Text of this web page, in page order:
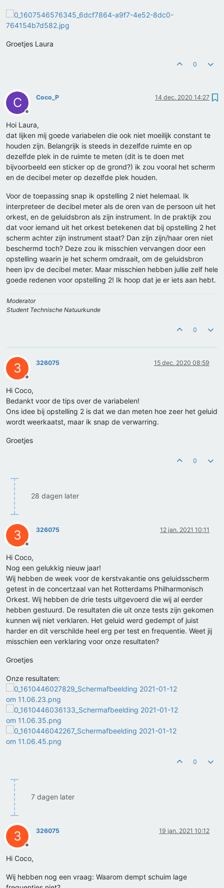
Groetjes Laura
0
C
Offline
Coco_P 14 dec. 2020 14:27
Hoi Laura,
dat lijken mij goede variabelen die ook niet moeilijk constant te
houden zijn. Belangrijk is steeds in dezelfde ruimte en op
dezelfde plek in de ruimte te meten (dit is te doen met
bijvoorbeeld een sticker op de grond?) ik zou vooral het scherm
en de decibel meter op dezelfde plek houden.
Voor de toepassing snap ik opstelling 2 niet helemaal. Ik
interpreteer de decibel meter als de oren van de persoon uit het
orkest, en de geluidsbron als zijn instrument. In de praktijk zou
dat voor iemand uit het orkest betekenen dat bij opstelling 2 het
scherm achter zijn instrument staat? Dan zijn zijn/haar oren niet
beschermd toch? Deze zou ik misschien vervangen door een
opstelling waarin je het scherm omdraait, om de geluidsbron
heen ipv de decibel meter. Maar misschien hebben jullie zelf hele
goede redenen voor opstelling 2! Ik hoop dat je er iets aan hebt.
Moderator
Student Technische Natuurkunde
0
3
Offline
326075 15 dec. 2020 08:59
Hi Coco,
Bedankt voor de tips over de variabelen!
Ons idee bij opstelling 2 is dat we dan meten hoe zeer het geluid
wordt weerkaatst, maar ik snap de verwarring.
Groetjes
0
28 dagen later
3
Offline
326075 12 jan. 2021 10:11
Hi Coco,
Nog een gelukkig nieuw jaar!
Wij hebben de week voor de kerstvakantie ons geluidsscherm
getest in de concertzaal van het Rotterdams Philharmonisch
Orkest. Wij hebben de drie tests uitgevoerd die wij al eerder
hebben gestuurd. De resultaten die uit onze tests zijn gekomen
kunnen wij niet verklaren. Het geluid werd gedempt of juist
harder en dit verschilde heel erg per test en frequentie. Weet jij
misschien een verklaring voor onze resultaten?
Groetjes
Onze resultaten:
0
7 dagen later
3
Offline
326075 19 jan. 2021 10:12
Hi Coco,
Wij hebben nog een vraag: Waarom dempt schuim lage